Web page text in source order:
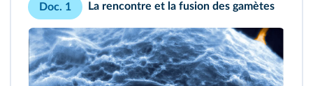
Doc. 1 La rencontre et la fusion des gamètes